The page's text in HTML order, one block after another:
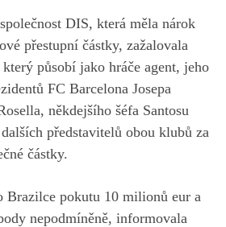
DIS, která měla nárok
přestupní částky, zažalovala
působí jako hráče agent, jeho
FC Barcelona Josepa
někdejšího šéfa Santosu
představitelů obou klubů za
částky.
Brazilce pokutu 10 milionů eur a
nepodmíněně, informovala